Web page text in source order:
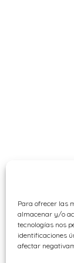
Para ofrecer las
almacenar y/o
tecnologías nos
identificaciones
afectar